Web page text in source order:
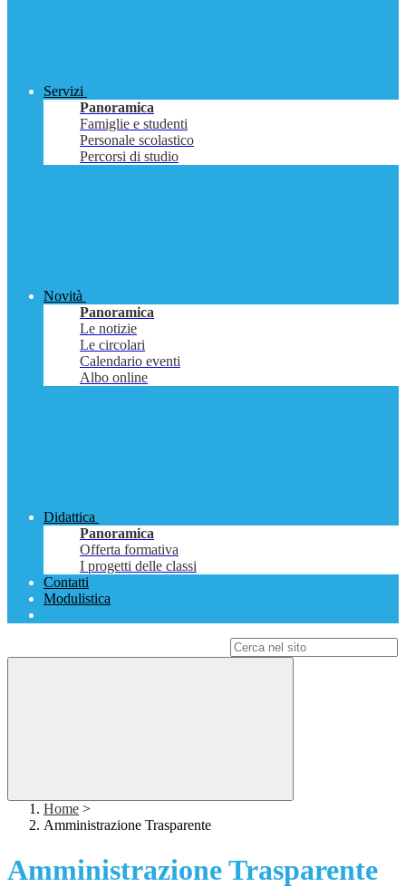
Servizi
Panoramica
Famiglie e studenti
Personale scolastico
Percorsi di studio
Novità
Panoramica
Le notizie
Le circolari
Calendario eventi
Albo online
Didattica
Panoramica
Offerta formativa
I progetti delle classi
Contatti
Modulistica
Home >
Amministrazione Trasparente
Amministrazione Trasparente